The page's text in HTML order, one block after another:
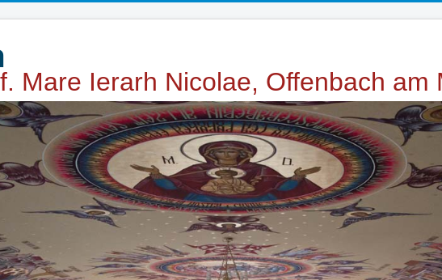
Mare Ierarh Nicolae, Offenbach am